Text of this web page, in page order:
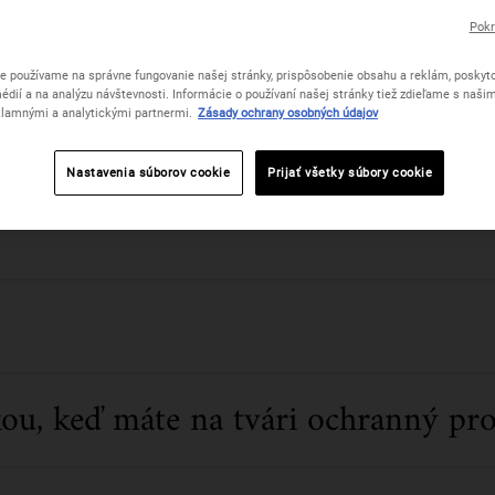
„maskné“
podráždenie pleti a vyrážky ním však byť nemusia. Vzhľadom na
pleti. A hoci sú rúška a respirátory často nevyhnutné, existujú
dosiahnuť vyrovnanú a zdravo vyzerajúcu pleť.
keď máte na tvári ochranný
používame na správne fungovanie našej stránky, prispôsobenie obsahu a reklám,
a na analýzu návštevnosti. Informácie o používaní našej stránky tiež zdieľame s
a analytickými partnermi. Zásady ochrany osobných údajov
Nastavenia súborov cookie Prijať všetky súbory cookie